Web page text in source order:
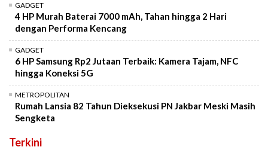
GADGET
4 HP Murah Baterai 7000 mAh, Tahan hingga 2 Hari
dengan Performa Kencang
GADGET
6 HP Samsung Rp2 Jutaan Terbaik: Kamera Tajam, NFC
hingga Koneksi 5G
METROPOLITAN
Rumah Lansia 82 Tahun Dieksekusi PN Jakbar Meski Masih
Sengketa
Terkini